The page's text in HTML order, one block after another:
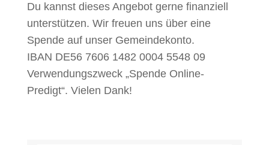
Du kannst dieses Angebot gerne finanziell
unterstützen. Wir freuen uns über eine
Spende auf unser Gemeindekonto.
IBAN DE56 7606 1482 0004 5548 09
Verwendungszweck „Spende Online-
Predigt“. Vielen Dank!